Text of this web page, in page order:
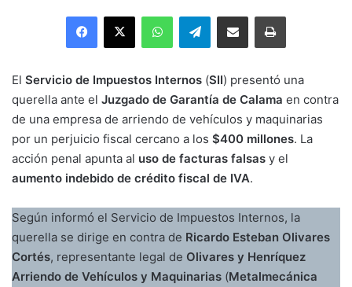
Facebook
X WhatsAppTelegramEnviar vía email Imprimir
El Servicio de Impuestos Internos (SII) presentó una
querella ante el Juzgado de Garantía de Calama en contra
de una empresa de arriendo de vehículos y maquinarias
por un perjuicio fiscal cercano a los $400 millones. La
acción penal apunta al uso de facturas falsas y el
aumento indebido de crédito fiscal de IVA.
Según informó el Servicio de Impuestos Internos, la
querella se dirige en contra de Ricardo Esteban Olivares
Cortés, representante legal de Olivares y Henríquez
Arriendo de Vehículos y Maquinarias (Metalmecánica